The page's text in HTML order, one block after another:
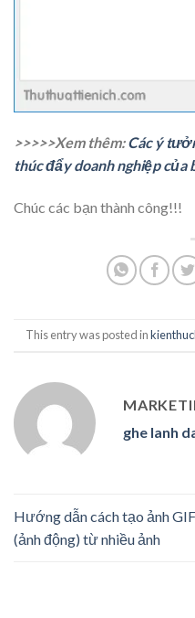
>>>>>Xem thêm:Các ý
thúc đẩy doanh nghiệp của
Chúc các bạn thành công!!!
This entry was posted in
ghe lanh
Hướng dẫn cách tạo ảnh GIF
(ảnh động) từ nhiều ảnh